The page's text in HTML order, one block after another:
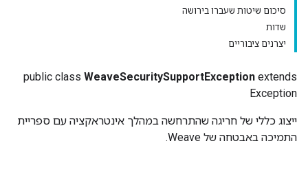
סיכום שיטות שעברו בירושה
שדות
יצרנים ציבוריים
public class WeaveSecuritySupportException extends
Exception
ייצוג כללי של חריגה שהתרחשה במהלך אינטראקציה עם ספריית
התמיכה באבטחה של Weave.